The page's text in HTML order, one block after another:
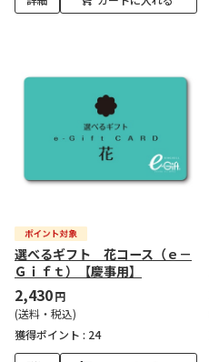
選べるギフト 花コース（ｅ－
Ｇｉｆｔ）【慶事用】
2,430円
(送料・税込)
獲得ポイント : 24